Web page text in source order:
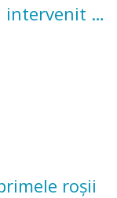
intervenit la
roșii